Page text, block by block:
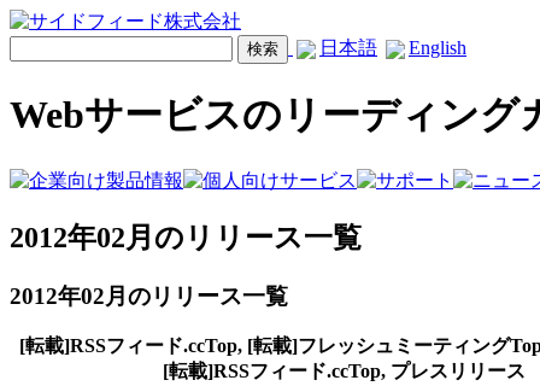
日本語 English
Webサービスのリーディング
2012年02月のリリース一覧
2012年02月のリリース一覧
[転載]RSSフィード.ccTop, [転載]フレッシュミーティング
[転載]RSSフィード.ccTop, プレスリリース